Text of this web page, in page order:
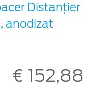
Distanțier
anodizat
€ 152,88